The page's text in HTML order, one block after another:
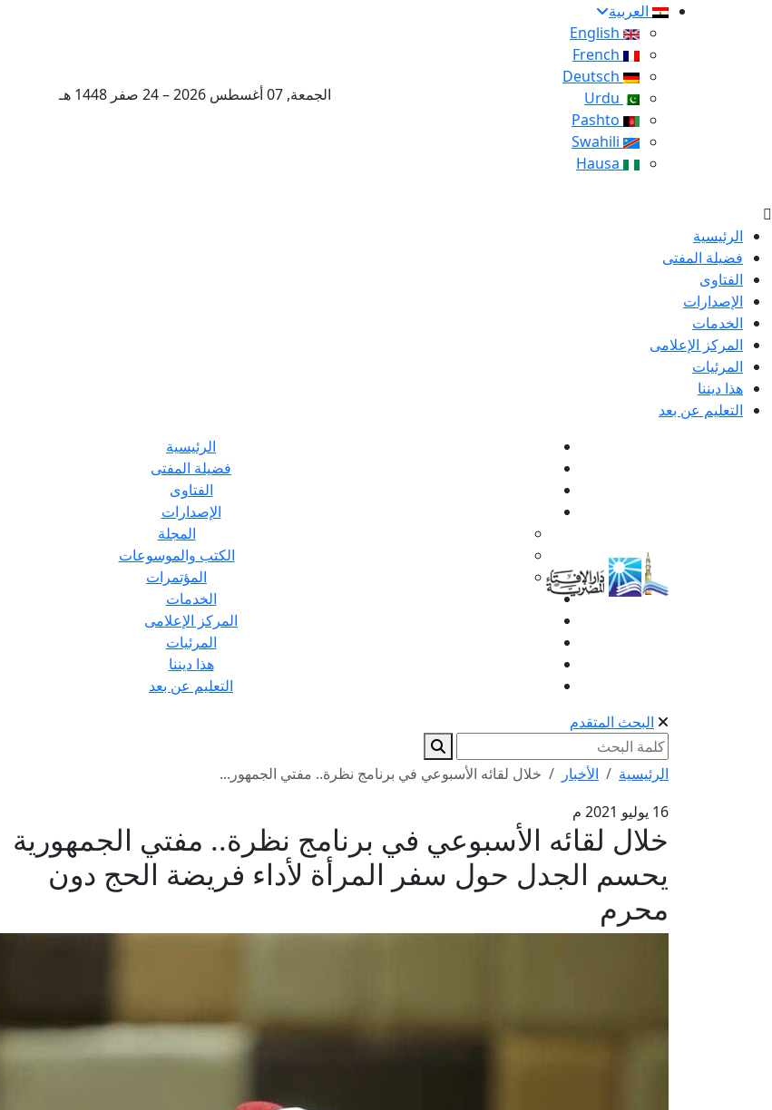
العربية
الجمعة, 07 أغسطس 2026 – 24 صفر 1448 هـ
الرئيسية
فضيلة المفتى
الفتاوى
الإصدارات
الخدمات
المركز الإعلامى
المرئيات
هذا ديننا
التعليم عن بعد
الرئيسية
فضيلة المفتى
الفتاوى
الإصدارات
المجلة
الكتب والموسوعات
المؤتمرات
الخدمات
المركز الإعلامى
المرئيات
هذا ديننا
التعليم عن بعد
البحث المتقدم
الرئيسية الأخبار
خلال لقائه الأسبوعي في برنامج نظرة.. مفتي الجمهور...
16 يوليو 2021 م
خلال لقائه الأسبوعي في برنامج نظرة.. مفتي الجمهورية
يحسم الجدل حول سفر المرأة لأداء فريضة الحج دون
محرم